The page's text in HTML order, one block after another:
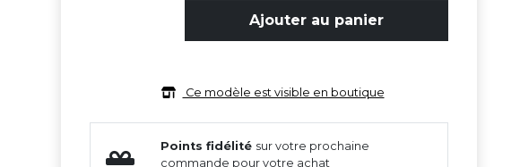
Ajouter au panier
Ce modèle est visible en boutique
Points fidélité sur votre prochaine
commande pour votre achat